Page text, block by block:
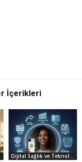
İçerikleri
Dijital Sağlık ve Teknoloji